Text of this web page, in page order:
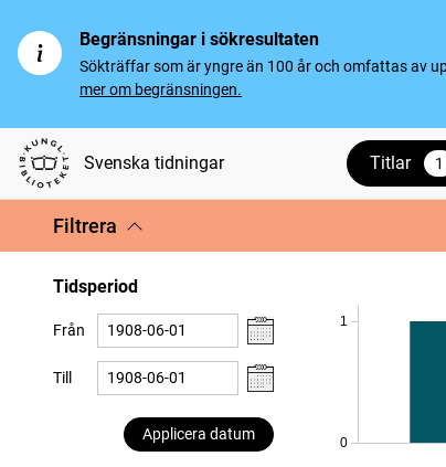
Begränsningar i sökresultaten
Sökträffar som är yngre än 100 år och omfattas av
mer om begränsningen.
Svenska tidningar Titlar 1
Filtrera
Tidsperiod
Från
Till
Applicera datum
0
1